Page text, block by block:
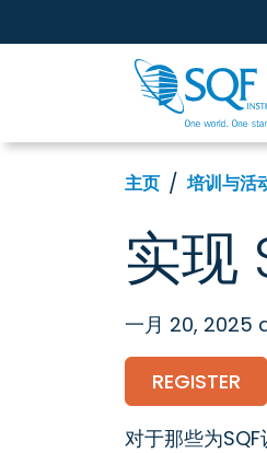
主页 培训与活
实现
一月 20, 2025
REGISTER
对于那些为